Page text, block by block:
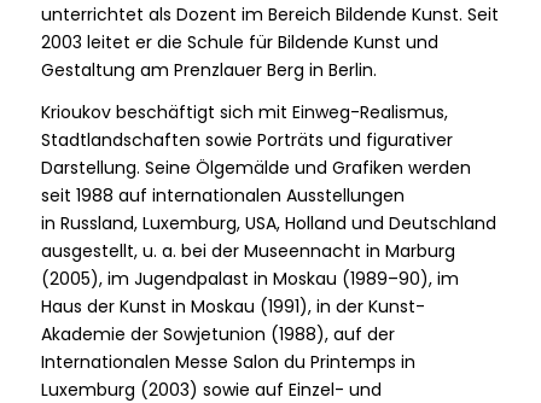
unterrichtet als Dozent im Bereich Bildende Kunst. Seit
2003 leitet er die Schule für Bildende Kunst und
Gestaltung am Prenzlauer Berg in Berlin.
Krioukov beschäftigt sich mit Einweg-Realismus,
Stadtlandschaften sowie Porträts und figurativer
Darstellung. Seine Ölgemälde und Grafiken werden
seit 1988 auf internationalen Ausstellungen
in Russland, Luxemburg, USA, Holland und Deutschland
ausgestellt, u. a. bei der Museennacht in Marburg
(2005), im Jugendpalast in Moskau (1989–90), im
Haus der Kunst in Moskau (1991), in der Kunst-
Akademie der Sowjetunion (1988), auf der
Internationalen Messe Salon du Printemps in
Luxemburg (2003) sowie auf Einzel- und